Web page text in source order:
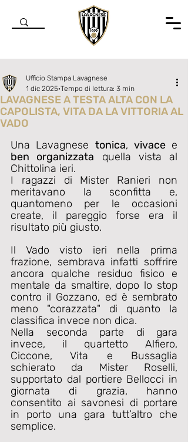
LAVAGNESE A TESTA ALTA CON LA
CAPOLISTA, VITA DA LA VITTORIA AL
VADO
Ufficio Stampa Lavagnese
1 dic 2025 Tempo di lettura: 3 min
Una Lavagnese tonica, vivace
ben organizzata quella vista al
Chittolina ieri.
I ragazzi di Mister Ranieri non
meritavano la sconfitta e,
quantomeno per le occasioni
create, il pareggio forse era il
risultato più giusto.
Il Vado visto ieri nella prima
frazione, sembrava infatti soffrire
ancora qualche residuo fisico e
mentale da smaltire, dopo lo stop
contro il Gozzano, ed è sembrato
meno "corazzata" di quanto la
classifica invece non dica.
Nella seconda parte di gara
invece, il quartetto Alfiero,
Ciccone, Vita e Bussaglia
schierato da Mister Roselli,
supportato dal portiere Bellocci in
giornata di grazia, hanno
consentito ai savonesi di portare
in porto una gara tutt’altro che
semplice.